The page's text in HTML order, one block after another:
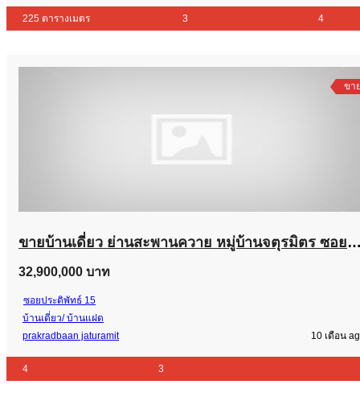
225 ตารางเมตร 3 4
ขา
ขายบ้านเดี่ยว ย่านสะพานควาย หมู่บ้านจตุร
32,900,000 บาท
ซอยประดิพัทธ์ 15
บ้านเดี่ยว/ บ้านแฝด
prakradbaan jaturamit
10 เดือน
4 3